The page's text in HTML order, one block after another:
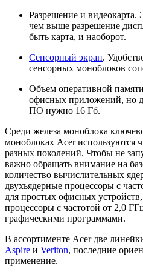
Разрешение и видеокарта.
чем выше разрешение
быть карта, и наоборот.
Сенсорный экран.
сенсорных моноблоков
Объем оперативной
офисных приложений, но
ПО нужно 16 Гб.
Среди железа моноблока
моноблоках Acer используются
разных поколений. Чтобы не
важно обращать внимание на
количество вычислительных
двухъядерные процессоры с
для простых офисных
процессоры с частотой от 2,0
графическими программами.
В ассортименте Acer две
Aspire и Veriton, последние
применение.